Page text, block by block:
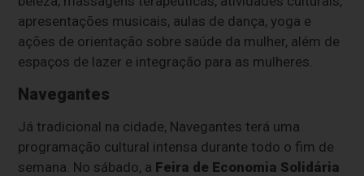
apresentações musicais, aulas de dança, yoga e
ações de orientação sobre saúde da mulher, além de
espaços de lazer e integração para as mulheres.
Navegantes
Já tradicional na cidade, Navegantes terá uma
programação cultural intensa durante todo o fim de
semana. No sábado, a Feira de Economia Solidária